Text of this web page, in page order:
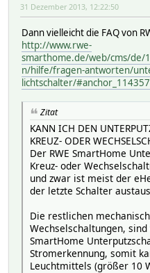
31 Dezember 2013, 12:22:50
Dann vielleicht die FAQ von
http://www.rwe-
smarthome.de/web/cms/
n/hilfe/fragen-antworten/
lichtschalter/
Zitat
KANN ICH DEN
KREUZ- ODER
Der RWE SmartHome
Kreuz- oder
und zwar ist meist der
der letzte Schalter
Die restlichen
Wechselschaltungen,
SmartHome
Stromerkennung, somit
Leuchtmittels (größer 10